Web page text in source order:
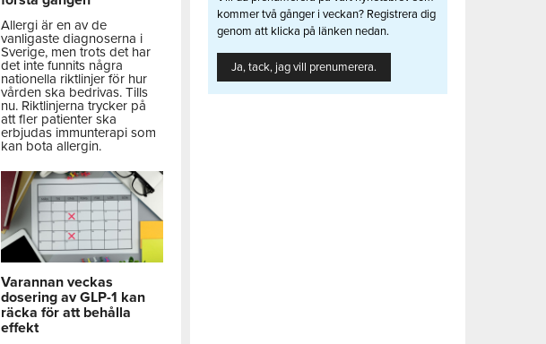
Allergi är en av de
vanligaste diagnoserna i
Sverige, men trots det har
det inte funnits några
nationella riktlinjer för hur
vården ska bedrivas. Tills
nu. Riktlinjerna trycker på
att fler patienter ska
erbjudas immunterapi som
kan bota allergin.
Varannan veckas
dosering av GLP-1 kan
räcka för att behålla
effekt
kommer två gånger i veckan? Registrera dig
genom att klicka på länken nedan.
Ja, tack, jag vill prenumerera.